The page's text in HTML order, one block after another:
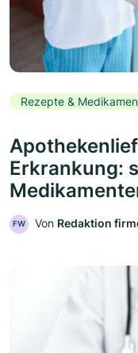
Rezepte &
Erkrankung:
FW Von Redaktion